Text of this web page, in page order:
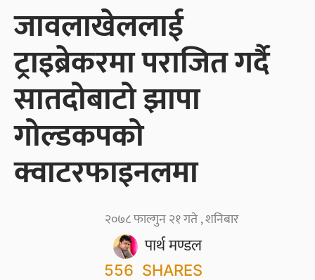
जावलाखेललाई
ट्राइब्रेकरमा पराजित गर्दै
सातदोबाटो झापा
गोल्डकपको
क्वाटरफाइनलमा
पार्थ मण्डल
२०७८ फाल्गुन २१ गते , शनिबार
556 SHARES